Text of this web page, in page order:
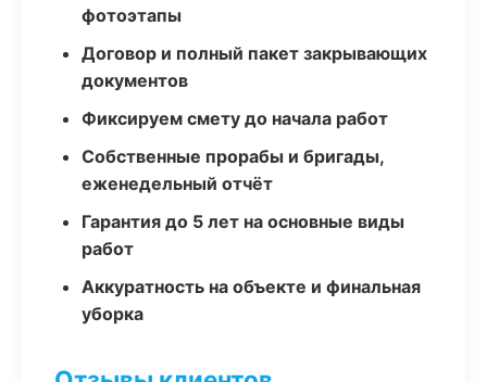
фотоэтапы
Договор и полный пакет закрывающих
документов
Фиксируем смету до начала работ
Собственные прорабы и бригады,
еженедельный отчёт
Гарантия до 5 лет на основные виды
работ
Аккуратность на объекте и финальная
уборка